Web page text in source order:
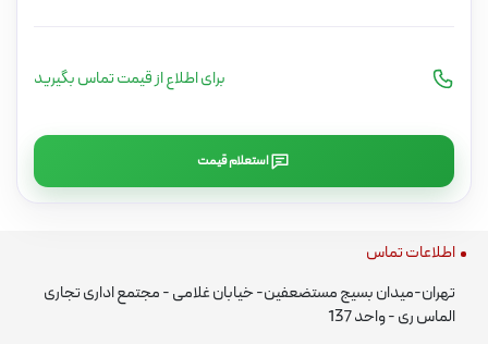
برای اطلاع از قیمت تماس بگیرید
استعلام قیمت
اطلاعات تماس
تهران-میدان بسیج مستضعفین- خیابان غلامی - مجتمع اداری تجاری
الماس ری - واحد 137